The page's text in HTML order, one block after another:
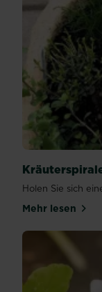
Holen Sie sich
Mehr lesen
über